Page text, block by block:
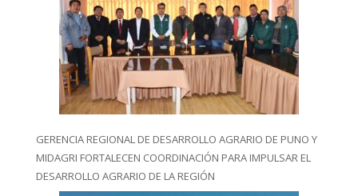
GERENCIA REGIONAL DE DESARROLLO AGRARIO DE PUNO Y
MIDAGRI FORTALECEN COORDINACIÓN PARA IMPULSAR EL
DESARROLLO AGRARIO DE LA REGIÓN